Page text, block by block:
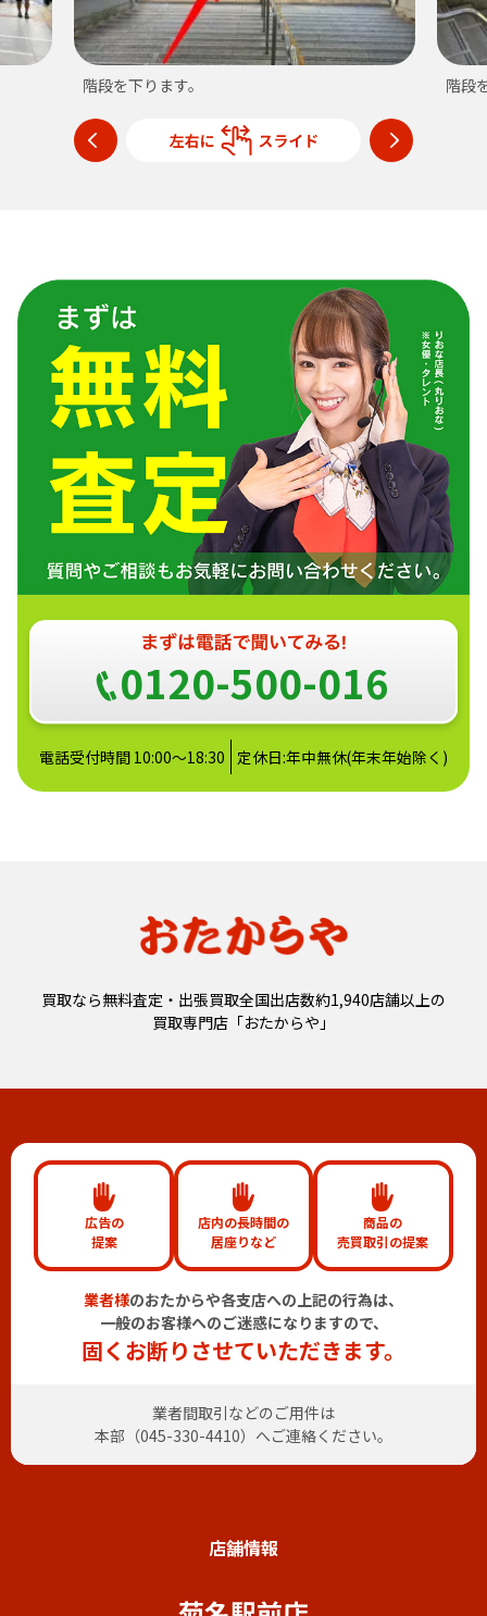
階段を下ります。 階段
0120-500-016
電話受付時間 10:00～18:30 定休日:年中無休(年末年始除く)
買取なら無料査定・出張買取全国出店数約1,940店舗以上の
買取専門店「おたからや」
広告の
提案
店内の長時間の
居座りなど
商品の
売買取引の提案
業者様のおたからや各支店への上記の行為は、
一般のお客様へのご迷惑になりますので、
固くお断りさせていただきます。
業者間取引などのご用件は
本部（045-330-4410）へご連絡ください。
店舗情報